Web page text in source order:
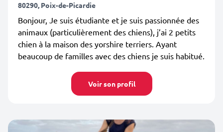
80290, Poix-de-Picardie
Bonjour, Je suis étudiante et je suis passionnée des
animaux (particulièrement des chiens), j’ai 2 petits
chien à la maison des yorshire terriers. Ayant
beaucoup de familles avec des chiens je suis habitué.
Voir son profil